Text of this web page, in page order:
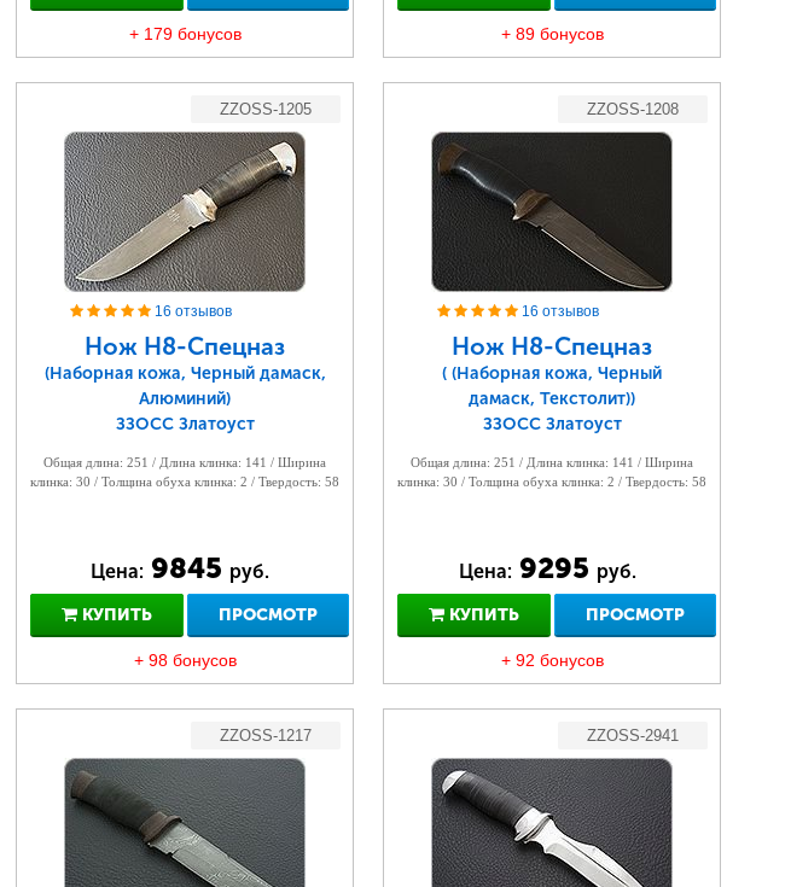
+ 179 бонусов + 89 бонусов
ZZOSS-1205
16 отзывов
Нож Н8-Спецназ
(Наборная кожа, Черный дамаск,
Алюминий)
ЗЗОСС Златоуст
Общая длина: 251 / Длина клинка: 141 / Ширина
клинка: 30 / Толщина обуха клинка: 2 / Твердость: 58
Цена: 9845 руб.
КУПИТЬ ПРОСМОТР
+ 98 бонусов
ZZOSS-1208
16 отзывов
Нож Н8-Спецназ
( (Наборная кожа, Черный
дамаск, Текстолит))
ЗЗОСС Златоуст
Общая длина: 251 / Длина клинка: 141 / Ширина
клинка: 30 / Толщина обуха клинка: 2 / Твердость: 58
Цена: 9295 руб.
КУПИТЬ ПРОСМОТР
+ 92 бонусов
ZZOSS-1217 ZZOSS-2941